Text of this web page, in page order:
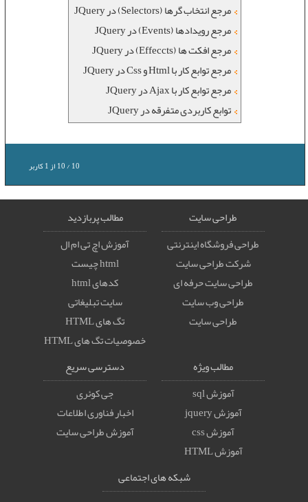
مرجع انتخاب گرها (Selectors) در JQuery
مرجع رویدادها (Events) در JQuery
مرجع افکت ها (Effeccts) در JQuery
مرجع توابع کار با Html و Css در JQuery
مرجع توابع کار با Ajax در JQuery
توابع کاربردی متفرقه در JQuery
10/10 از1کاربر
طراحی سایت
طراحی فروشگاه اینترنتی
شرکت طراحی سایت
طراحی سایت حرفه ای
طراحی وب سایت
طراحی سایت
مطالب پربازدید
آموزش اچ تی ام ال
html چیست
کدهای html
سایت تبلیغاتی
تگ های HTML
خصوصيات تگ های HTML
مطالب ویژه
آموزش sql
آموزش jquery
آموزش css
آموزش HTML
دسترسی سریع
جی کوئری
اخبار فناوری اطلاعات
آموزش طراحی سایت
شبکه های اجتماعی